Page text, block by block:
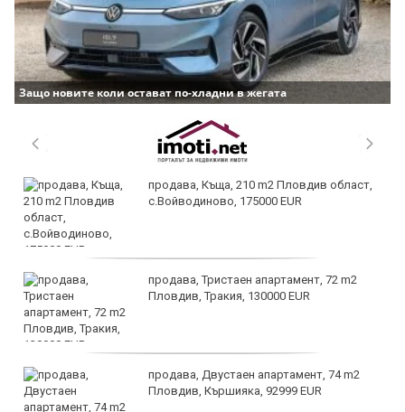
Защо новите коли остават по-хладни в жегата
продава, Къща, 210 m2 Пловдив област,
с.Войводиново, 175000 EUR
продава, Тристаен апартамент, 72 m2
Пловдив, Тракия, 130000 EUR
продава, Двустаен апартамент, 74 m2
Пловдив, Кършияка, 92999 EUR